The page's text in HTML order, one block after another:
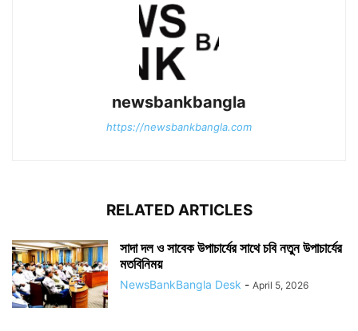
newsbankbangla
https://newsbankbangla.com
RELATED ARTICLES
সাদা দল ও সাবেক উপাচার্যের সাথে চবি নতুন উপাচার্যের
মতবিনিময়
NewsBankBangla Desk - April 5, 2026